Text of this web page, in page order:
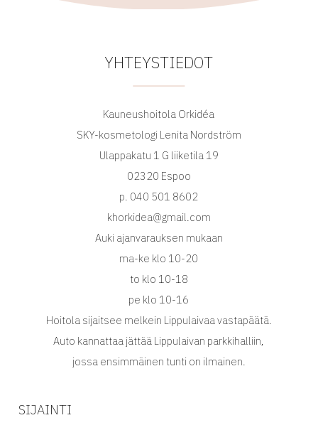
YHTEYSTIEDOT
Kauneushoitola Orkidéa
SKY-kosmetologi Lenita Nordström
Ulappakatu 1 G liiketila 19
02320 Espoo
p. 040 501 8602
khorkidea@gmail.com
Auki ajanvarauksen mukaan
ma-ke klo 10-20
to klo 10-18
pe klo 10-16
Hoitola sijaitsee melkein Lippulaivaa vastapäätä.
Auto kannattaa jättää Lippulaivan parkkihalliin,
jossa ensimmäinen tunti on ilmainen.
SIJAINTI